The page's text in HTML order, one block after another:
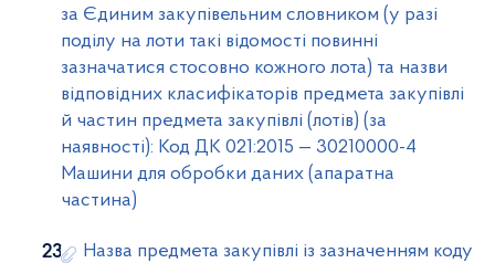
за Єдиним закупівельним словником (у разі
поділу на лоти такі відомості повинні
зазначатися стосовно кожного лота) та назви
відповідних класифікаторів предмета закупівлі
й частин предмета закупівлі (лотів) (за
наявності): Код ДК 021:2015 — 30210000-4
Машини для обробки даних (апаратна
частина)
Назва предмета закупівлі із зазначенням коду